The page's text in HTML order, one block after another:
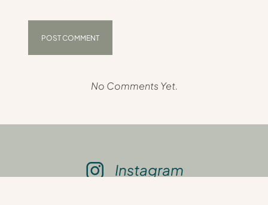
No Comments Yet.
Instagram